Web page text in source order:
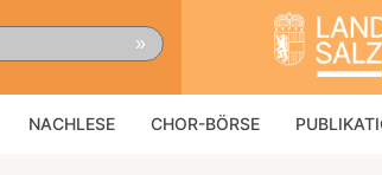
»
NACHLESE CHOR-BÖRSE